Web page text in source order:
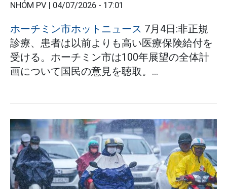
NHÓM PV | 04/07/2026 - 17:01
ホーチミン市ホットニュース 7月4日:非正規
診療、患者は以前よりも高い医療保険給付を
受ける。ホーチミン市は100年展望の全体計
画について国民の意見を聴取。...